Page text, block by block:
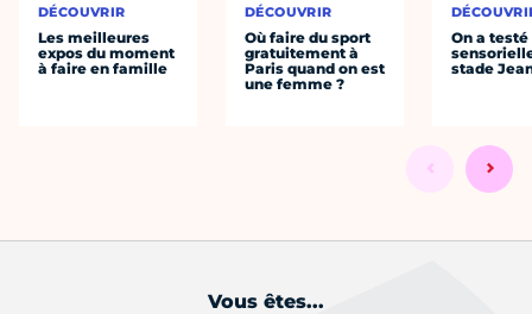
DÉCOUVRIR
Les meilleures
expos du moment
à faire en famille
DÉCOUVRIR
Où faire du sport
gratuitement à
Paris quand on est
une femme ?
On a
stade
Vous êtes...